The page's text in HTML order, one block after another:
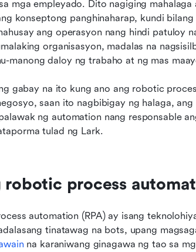
mga empleyado. Dito nagiging mahalaga
konseptong panghinaharap, kundi
ang operasyon nang hindi patuloy
organisasyon, madalas na
manong daloy ng trabaho at ng mas
gabay na ito kung ano ang robotic
saan ito nagbibigay ng halaga,
ng automation nang responsable
tulad ng Lark.
robotic process
automation (RPA) ay isang
tinatawag na bots, upang
na karaniwang ginagawa ng tao sa